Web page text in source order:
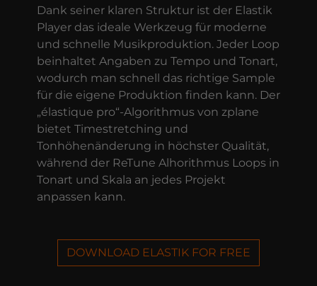
Dank seiner klaren Struktur ist der Elastik
Player das ideale Werkzeug für moderne
und schnelle Musikproduktion. Jeder Loop
beinhaltet Angaben zu Tempo und Tonart,
wodurch man schnell das richtige Sample
für die eigene Produktion finden kann. Der
„élastique pro“-Algorithmus von zplane
bietet Timestretching und
Tonhöhenänderung in höchster Qualität,
während der ReTune Alhorithmus Loops in
Tonart und Skala an jedes Projekt
anpassen kann.
DOWNLOAD ELASTIK FOR FREE